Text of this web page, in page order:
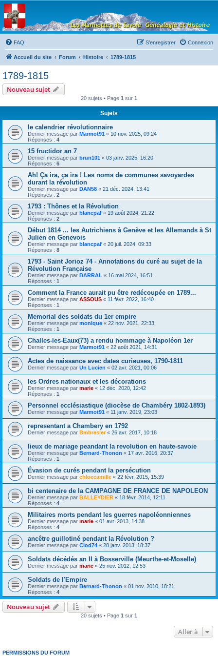
Les Marmottes de
Savoie
Forum d'entraide généalogique
FAQ
Connexion
S’enregistrer
Accueil du site Forum Histoire 1789-1815
1789-1815
Nouveau sujet
20 sujets • Page 1 sur 1
Sujets
le calendrier révolutionnaire
Dernier message par Marmot91 « 10 nov. 2025, 09:24
Réponses : 4
15 fructidor an 7
Dernier message par brun101 « 03 janv. 2025, 16:20
Réponses : 6
Ah! Ça ira, ça ira ! Les noms de communes savoyardes
durant la révolution
Dernier message par DAN58 « 21 déc. 2024, 13:41
Réponses : 2
1793 : Thônes et la Révolution
Dernier message par blancpaf « 19 août 2024, 21:22
Réponses : 2
Début 1814 ... les Autrichiens à Genève et les Allemands à St
Julien en Genevois
Dernier message par blancpaf « 20 juil. 2024, 09:33
Réponses : 8
1793 - Saint Jorioz 74 - Annotations du curé au sujet de la
Révolution Française
Dernier message par BARRAL « 16 mai 2024, 16:51
Réponses : 1
Comment la France aurait pu être redécoupée en 1789...
Dernier message par ASSOUS « 11 févr. 2022, 16:40
Réponses : 1
Memorial des soldats du 1er empire
Dernier message par monique « 22 nov. 2021, 22:33
Réponses : 1
Challes-les-Eaux(73) a rendu hommage à Napoléon 1er
Dernier message par Marmot91 « 22 août 2021, 14:31
Actes de naissance avec dates curieuses, 1790-1811
Dernier message par Un Lucien « 02 avr. 2021, 00:06
les Ordres nationaux et les décorations
Dernier message par marie « 12 déc. 2020, 12:42
Réponses : 1
Personnel ecclésiastique (diocèse de Chambéry 1802-1893)
Dernier message par Marmot91 « 11 janv. 2019, 23:03
representant a Chambery en 1792
Dernier message par Bmbresler« 26 avr. 2017, 10:18
lieux de mariage peandant la revolution en haute-savoie
Dernier message par Bernard-Thonon « 17 avr. 2016, 20:37
Réponses : 1
Évasion de curés pendant la persécution
Dernier message par chloecamille « 22 févr. 2015, 15:39
bi centenaire de la CAMPAGNE DE FRANCE DE NAPOLEON
Dernier message par BALLEYDIER « 18 févr. 2014, 12:11
Réponses : 4
Militaires morts pendant les guerres napoléonniennes
Dernier message par marie « 01 avr. 2013, 14:38
Réponses : 4
ancêtre guillotiné pendant la Révolution ?
Dernier message par Clod74 « 28 janv. 2013, 18:37
Soldats décédés an II à Bosserville (Meurthe-et-Moselle)
Dernier message par marie « 25 nov. 2012, 12:53
Soldats de l'Empire
Dernier message par Bernard-Thonon « 01 nov. 2010, 18:21
Réponses : 4
Nouveau sujet
20 sujets • Page 1 sur 1
Aller à
PERMISSIONS DU FORUM